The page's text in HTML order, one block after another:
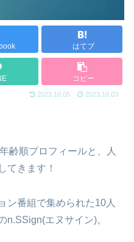
はてブ
コピー
2023.10.05 2023.10.03
齢順プロフィールと、人
てきます！
ン番組で集められた10人
n.SSign(エヌサイン)。